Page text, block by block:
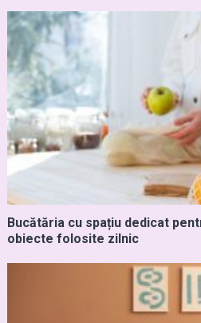
Bucătăria cu spațiu dedicat
obiecte folosite zilnic